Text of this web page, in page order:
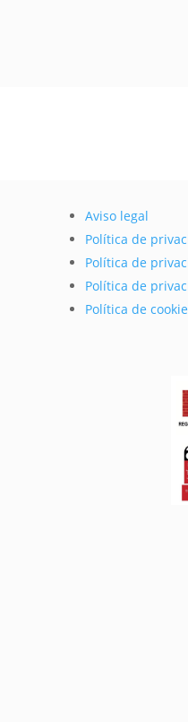
Aviso legal
Política de
Política de
Política de
Política de